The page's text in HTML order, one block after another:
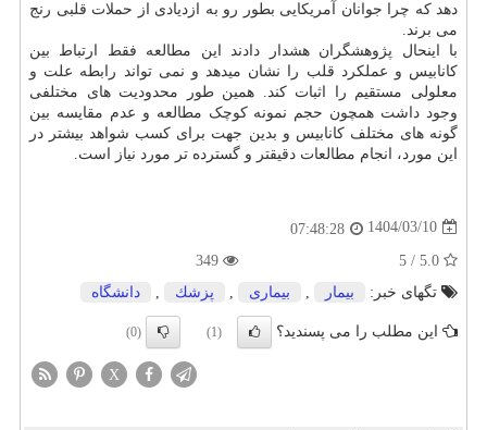
دهد که چرا جوانان آمریکایی بطور رو به ازدیادی از حملات قلبی رنج
می برند.
با اینحال پژوهشگران هشدار دادند این مطالعه فقط ارتباط بین
کانابیس و عملکرد قلب را نشان میدهد و نمی تواند رابطه علت و
معلولی مستقیم را اثبات کند. همین طور محدودیت های مختلفی
وجود داشت همچون حجم نمونه کوچک مطالعه و عدم مقایسه بین
گونه های مختلف کانابیس و بدین جهت برای کسب شواهد بیشتر در
این مورد، انجام مطالعات دقیقتر و گسترده تر مورد نیاز است.
1404/03/10
07:48:28
تگهای خبر:
بیمار بیماری پزشك دانشگاه
این مطلب را می پسندید؟ (1)
(0)
X